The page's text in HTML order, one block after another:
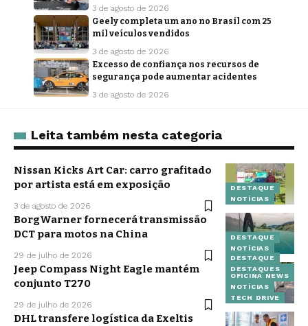
3 de agosto de 2026
Geely completa um ano no Brasil com 25
mil veículos vendidos
3 de agosto de 2026
Excesso de confiança nos recursos de
segurança pode aumentar acidentes
3 de agosto de 2026
Leita também nesta categoria
DESTAQUE
NOTÍCIAS
Nissan Kicks Art Car: carro grafitado
por artista está em exposição
3 de agosto de 2026
DESTAQUE
NOTÍCIAS
BorgWarner fornecerá transmissão
DCT para motos na China
29 de julho de 2026
DESTAQUE
DESTAQUES
OFICINA NEWS
NOTÍCIAS
TECH DRIVE
Jeep Compass Night Eagle mantém
conjunto T270
29 de julho de 2026
DHL transfere logística da Exeltis